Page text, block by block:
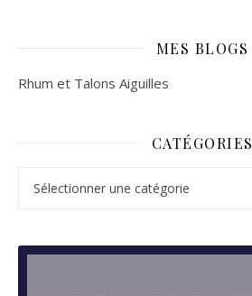
MES BLOGS
Rhum et Talons Aiguilles
CATÉGORIES